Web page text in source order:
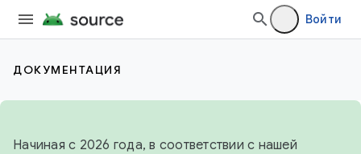
Войти
ДОКУМЕНТАЦИЯ
Начиная с 2026 года, в соответствии с нашей